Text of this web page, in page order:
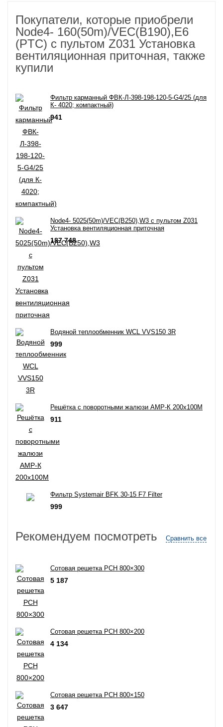
Покупатели, которые приобрели
Node4- 160(50m)/VEC(B190),E6
(PTC) с пультом Z031 Установка
вентиляционная приточная, также
купили
Фильтр карманный ФВК-Л-398-198-120-5-G4/25 (для
К- 4020; компактный)
941
Node4- 5025(50m)/VEC(B250),W3 с пультом Z031
Установка вентиляционная приточная
187 748
Водяной теплообменник WCL VVS150 3R
999
Решётка с поворотными жалюзи АМР-К 200х100M
911
Фильтр Systemair BFK 30-15 F7 Filter
999
Рекомендуем посмотреть Сравнить все
Сотовая решетка РСН 800×300
5 187
Сотовая решетка РСН 800×200
4 134
Сотовая решетка РСН 800×150
3 647